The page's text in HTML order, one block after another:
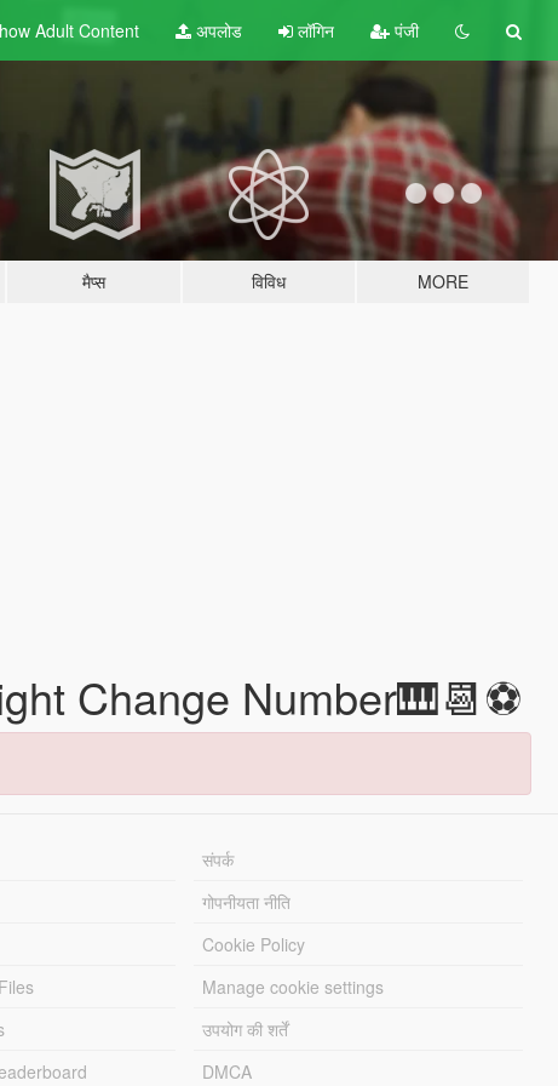
AdultContent अपलोड लॉगिन पंजी
मैप्स विविध MORE
Change Number🎹📆⚽
संपर्क
गोपनीयता नीति
Cookie Policy
Manage cookie settings
उपयोग की शर्तें
DMCA